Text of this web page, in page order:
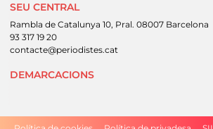
SEU CENTRAL
Rambla de Catalunya 10, Pral. 08007 Barcelona
93 317 19 20
contacte@periodistes.cat
DEMARCACIONS
Peu